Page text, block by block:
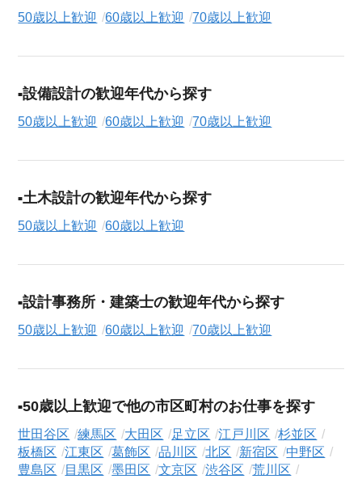
50歳以上歓迎 60歳以上歓迎 70歳以上歓迎
設備設計の歓迎年代から探す
50歳以上歓迎 60歳以上歓迎 70歳以上歓迎
土木設計の歓迎年代から探す
50歳以上歓迎 60歳以上歓迎
設計事務所・建築士の歓迎年代から探す
50歳以上歓迎 60歳以上歓迎 70歳以上歓迎
50歳以上歓迎で他の市区町村のお仕事を探す
世田谷区 練馬区 大田区 足立区 江戸川区
杉並区
板橋区
江東区 葛飾区 品川区 北区 新宿区
中野区
豊島区
目黒区 墨田区 文京区 渋谷区
荒川区